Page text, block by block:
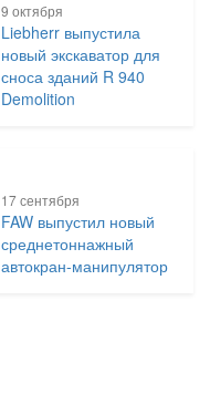
9 октября
Liebherr выпустила
новый экскаватор для
сноса зданий R 940
Demolition
17 сентября
FAW выпустил новый
среднетоннажный
автокран-манипулятор